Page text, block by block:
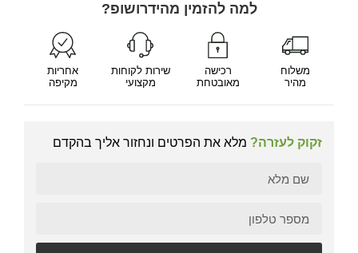
למה להזמין מהידרושופ?
משלוח
מהיר
רכישה
מאובטחת
שירות לקוחות
מקצועי
אחריות
מקיפה
זקוק לעזרה? מלא את הפרטים ונחזור אליך בהקדם